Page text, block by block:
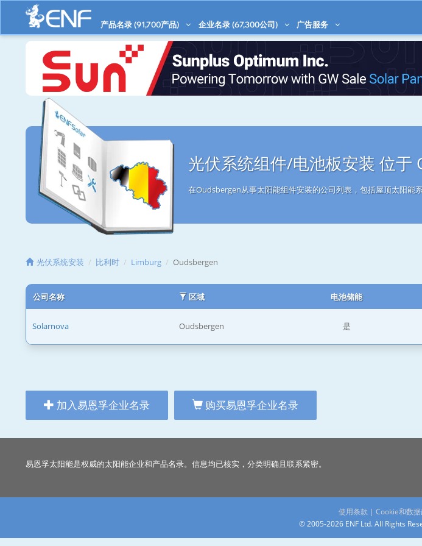
产品名录 (91,700产品) 企业名录 (67,300公司) 广告服务
光伏系统组件/电池板安装 位于
在Oudsbergen从事太阳能组件安装的公司列表，包括屋顶太阳能
光伏系统安装 比利时 Limburg Oudsbergen
公司名称 区域 电池储能
Solarnova Oudsbergen 是
加入易恩孚企业名录 购买易恩孚企业名录
易恩孚太阳能是权威的太阳能企业和产品名录。信息均已核实，分类明确且联系紧密。
使用条款 | Cookie和数
© 2005-2026 ENF Ltd. All Rights